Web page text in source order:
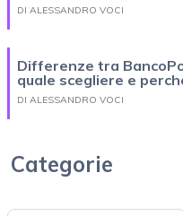
DI ALESSANDRO VOCI
Differenze tra
quale scegliere e
DI ALESSANDRO VOCI
Categorie